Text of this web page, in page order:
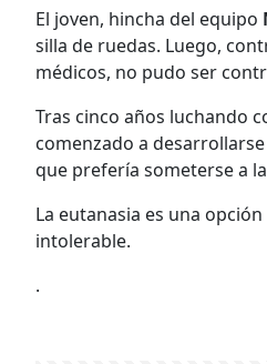
El joven, hincha del equipo
silla de ruedas. Luego,
médicos, no pudo ser
Tras cinco años luchando
comenzado a
que prefería someterse a
La eutanasia es una
intolerable.
.